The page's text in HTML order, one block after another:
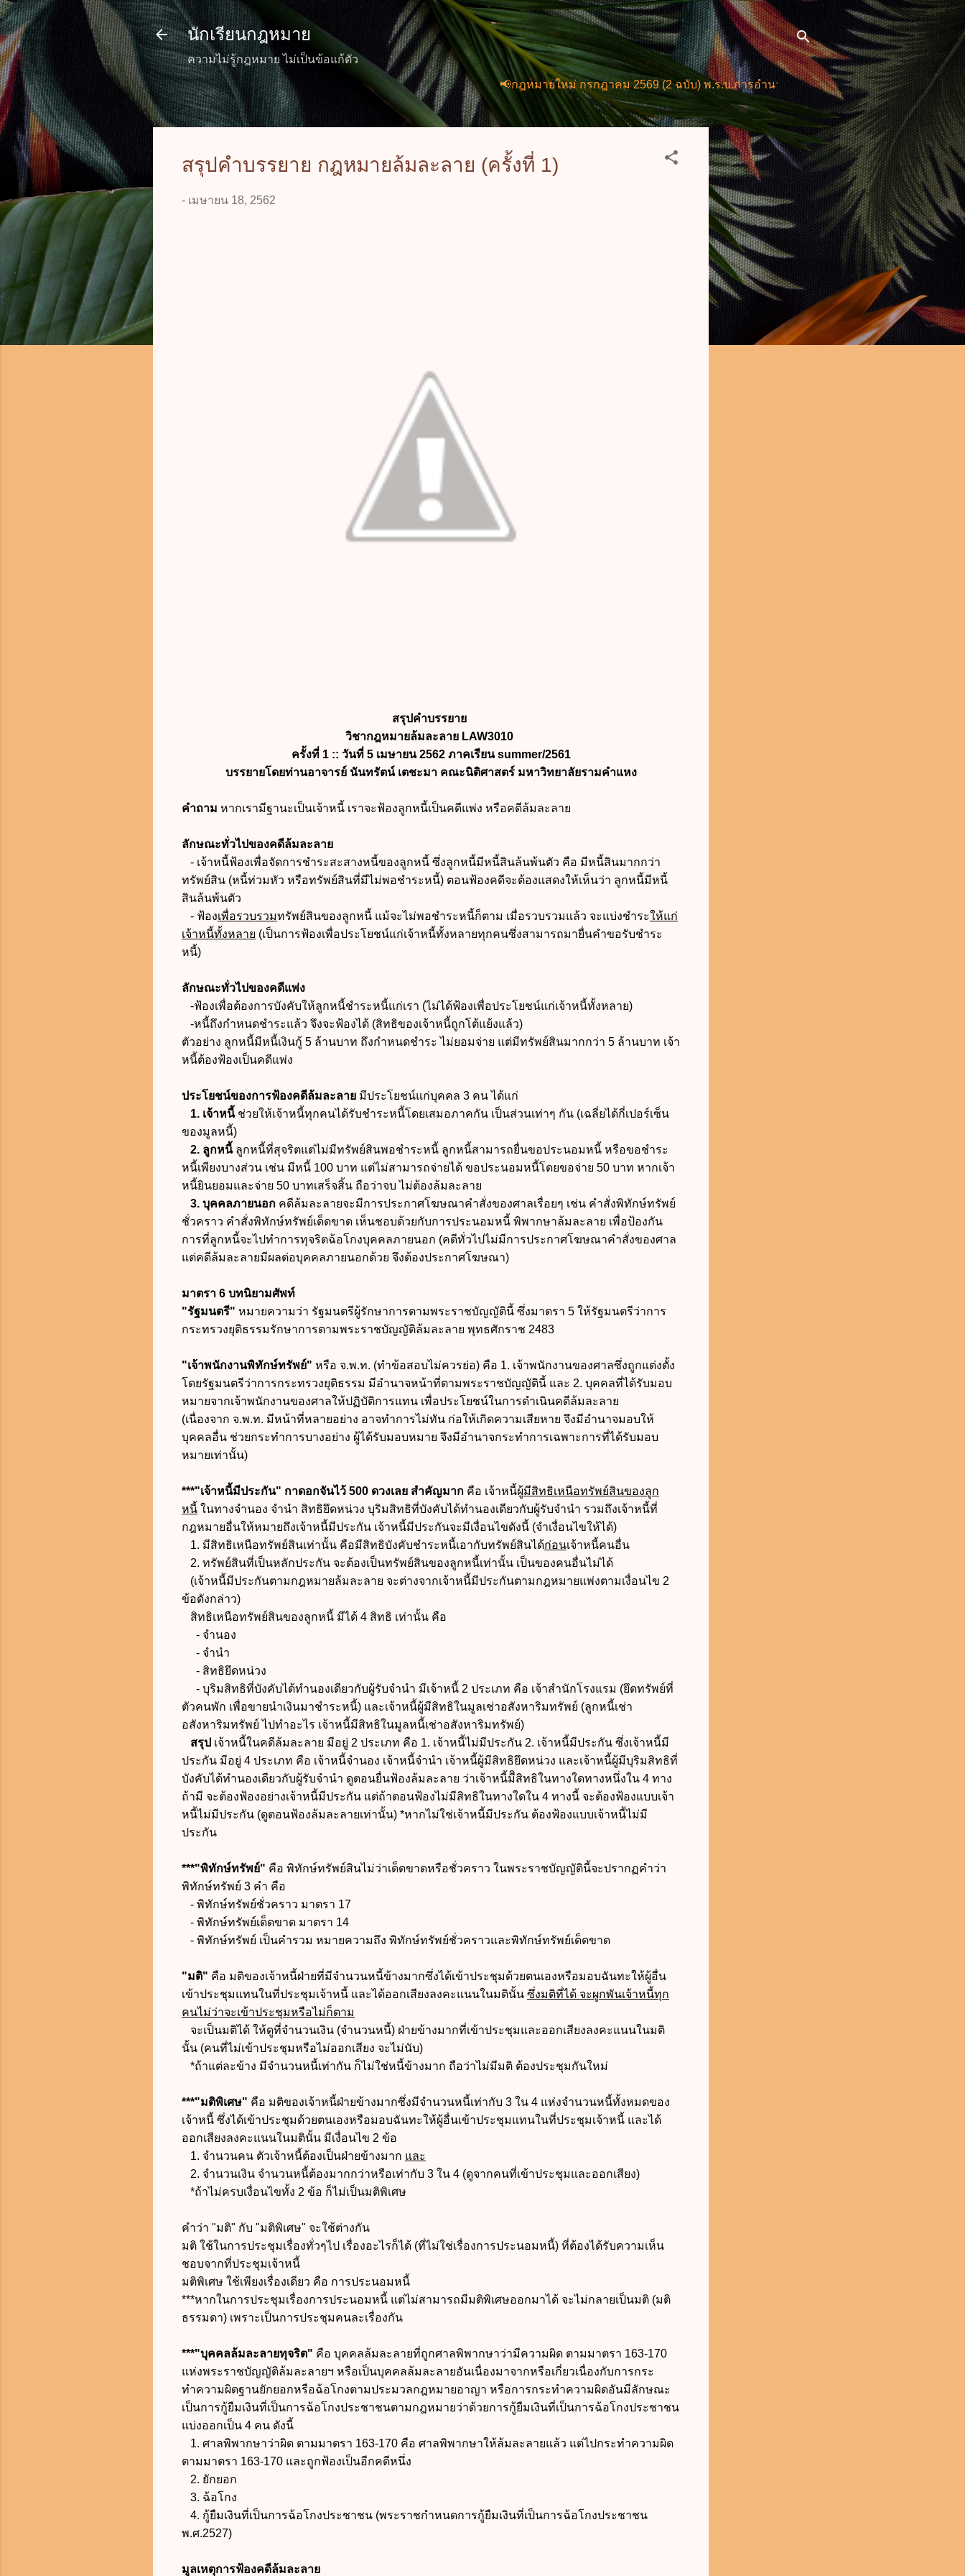
ข้ามไปที่เนื้อหาหลัก
นักเรียนกฎหมาย
ความไม่รู้กฎหมาย ไม่เป็นข้อแก้ตัว
📢กฎหมายใหม่ กรกฎาคม 2569 (2 ฉบับ) พ.ร.บ.การอำนวยการความสะดวกในการพิจารณาอนุญาตและ
สรุปคำบรรยาย กฎหมายล้มละลาย (ครั้งที่ 1)
- เมษายน 18, 2562
สรุปคำบรรยาย
วิชากฎหมายล้มละลาย LAW3010
ครั้งที่ 1 :: วันที่ 5 เมษายน 2562 ภาคเรียน summer/2561
บรรยายโดยท่านอาจารย์ นันทรัตน์ เตชะมา คณะนิติศาสตร์ มหาวิทยาลัยรามคำแหง
คำถาม หากเรามีฐานะเป็นเจ้าหนี้ เราจะฟ้องลูกหนี้เป็นคดีแพ่ง หรือคดีล้มละลาย
ลักษณะทั่วไปของคดีล้มละลาย
- เจ้าหนี้ฟ้องเพื่อจัดการชำระสะสางหนี้ของลูกหนี้ ซึ่งลูกหนี้มีหนี้สินล้นพ้นตัว คือ มีหนี้สินมากกว่า
ทรัพย์สิน (หนี้ท่วมหัว หรือทรัพย์สินที่มีไม่พอชำระหนี้) ตอนฟ้องคดีจะต้องแสดงให้เห็นว่า ลูกหนี้มีหนี้
สินล้นพ้นตัว
- ฟ้องเพื่อรวบรวมทรัพย์สินของลูกหนี้ แม้จะไม่พอชำระหนี้ก็ตาม เมื่อรวบรวมแล้ว จะแบ่งชำระให้แก่
เจ้าหนี้ทั้งหลาย (เป็นการฟ้องเพื่อประโยชน์แก่เจ้าหนี้ทั้งหลายทุกคนซึ่งสามารถมายื่นคำขอรับชำระ
หนี้)
ลักษณะทั่วไปของคดีแพ่ง
-ฟ้องเพื่อต้องการบังคับให้ลูกหนี้ชำระหนี้แก่เรา (ไม่ได้ฟ้องเพื่อประโยชน์แก่เจ้าหนี้ทั้งหลาย)
-หนี้ถึงกำหนดชำระแล้ว จึงจะฟ้องได้ (สิทธิของเจ้าหนี้ถูกโต้แย้งแล้ว)
ตัวอย่าง ลูกหนี้มีหนี้เงินกู้ 5 ล้านบาท ถึงกำหนดชำระ ไม่ยอมจ่าย แต่มีทรัพย์สินมากกว่า 5 ล้านบาท เจ้า
หนี้ต้องฟ้องเป็นคดีแพ่ง
ประโยชน์ของการฟ้องคดีล้มละลาย มีประโยชน์แก่บุคคล 3 คน ได้แก่
1. เจ้าหนี้ ช่วยให้เจ้าหนี้ทุกคนได้รับชำระหนี้โดยเสมอภาคกัน เป็นส่วนเท่าๆ กัน (เฉลี่ยได้กี่เปอร์เซ็น
ของมูลหนี้)
2. ลูกหนี้ลูกหนี้ที่สุจริตแต่ไม่มีทรัพย์สินพอชำระหนี้ ลูกหนี้สามารถยื่นขอประนอมหนี้ หรือขอชำระ
หนี้เพียงบางส่วน เช่น มีหนี้ 100 บาท แต่ไม่สามารถจ่ายได้ ขอประนอมหนี้โดยขอจ่าย 50 บาท หากเจ้า
หนี้ยินยอมและจ่าย 50 บาทเสร็จสิ้น ถือว่าจบ ไม่ต้องล้มละลาย
3. บุคคลภายนอก คดีล้มละลายจะมีการประกาศโฆษณาคำสั่งของศาลเรื่อยๆ เช่น คำสั่งพิทักษ์ทรัพย์
ชั่วคราว คำสั่งพิทักษ์ทรัพย์เด็ดขาด เห็นชอบด้วยกับการประนอมหนี้ พิพากษาล้มละลาย เพื่อป้องกัน
การที่ลูกหนี้จะไปทำการทุจริตฉ้อโกงบุคคลภายนอก (คดีทั่วไปไม่มีการประกาศโฆษณาคำสั่งของศาล
แต่คดีล้มละลายมีผลต่อบุคคลภายนอกด้วย จึงต้องประกาศโฆษณา)
มาตรา 6 บทนิยามศัพท์
"รัฐมนตรี" หมายความว่า รัฐมนตรีผู้รักษาการตามพระราชบัญญัตินี้ ซึ่งมาตรา 5 ให้รัฐมนตรีว่าการ
กระทรวงยุติธรรมรักษาการตามพระราชบัญญัติล้มละลาย พุทธศักราช 2483
"เจ้าพนักงานพิทักษ์ทรัพย์" หรือ จ.พ.ท. (ทำข้อสอบไม่ควรย่อ) คือ 1. เจ้าพนักงานของศาลซึ่งถูกแต่งตั้ง
โดยรัฐมนตรีว่าการกระทรวงยุติธรรม มีอำนาจหน้าที่ตามพระราชบัญญัตินี้ และ 2. บุคคลที่ได้รับมอบ
หมายจากเจ้าพนักงานของศาลให้ปฏิบัติการแทน เพื่อประโยชน์ในการดำเนินคดีล้มละลาย
(เนื่องจาก จ.พ.ท. มีหน้าที่หลายอย่าง อาจทำการไม่ทัน ก่อให้เกิดความเสียหาย จึงมีอำนาจมอบให้
บุคคลอื่น ช่วยกระทำการบางอย่าง ผู้ได้รับมอบหมาย จึงมีอำนาจกระทำการเฉพาะการที่ได้รับมอบ
หมายเท่านั้น)
***"เจ้าหนี้มีประกัน" กาดอกจันไว้ 500 ดวงเลย สำคัญมาก คือ เจ้าหนี้ผู้มีสิทธิเหนือทรัพย์สินของลูก
หนี้ ในทางจำนอง จำนำ สิทธิยึดหน่วง บุริมสิทธิที่บังคับได้ทำนองเดียวกับผู้รับจำนำ รวมถึงเจ้าหนี้ที่
กฎหมายอื่นให้หมายถึงเจ้าหนี้มีประกัน เจ้าหนี้มีประกันจะมีเงื่อนไขดังนี้ (จำเงื่อนไขให้ได้)
1. มีสิทธิเหนือทรัพย์สินเท่านั้น คือมีสิทธิบังคับชำระหนี้เอากับทรัพย์สินได้ก่อนเจ้าหนี้คนอื่น
2. ทรัพย์สินที่เป็นหลักประกัน จะต้องเป็นทรัพย์สินของลูกหนี้เท่านั้น เป็นของคนอื่นไม่ได้
(เจ้าหนี้มีประกันตามกฎหมายล้มละลาย จะต่างจากเจ้าหนี้มีประกันตามกฎหมายแพ่งตามเงื่อนไข 2
ข้อดังกล่าว)
สิทธิเหนือทรัพย์สินของลูกหนี้ มีได้ 4 สิทธิ เท่านั้น คือ
- จำนอง
- จำนำ
- สิทธิยึดหน่วง
- บุริมสิทธิที่บังคับได้ทำนองเดียวกับผู้รับจำนำ มีเจ้าหนี้ 2 ประเภท คือ เจ้าสำนักโรงแรม (ยึดทรัพย์ที่
ตัวคนพัก เพื่อขายนำเงินมาชำระหนี้) และเจ้าหนี้ผู้มีสิทธิในมูลเช่าอสังหาริมทรัพย์ (ลูกหนี้เช่า
อสังหาริมทรัพย์ ไปทำอะไร เจ้าหนี้มีสิทธิในมูลหนี้เช่าอสังหาริมทรัพย์)
สรุป เจ้าหนี้ในคดีล้มละลาย มีอยู่ 2 ประเภท คือ 1. เจ้าหนี้ไม่มีประกัน 2. เจ้าหนี้มีประกัน ซึ่งเจ้าหนี้มี
ประกัน มีอยู่ 4 ประเภท คือ เจ้าหนี้จำนอง เจ้าหนี้จำนำ เจ้าหนี้ผู้มีสิทธิยึดหน่วง และเจ้าหนี้ผู้มีบุริมสิทธิที่
บังคับได้ทำนองเดียวกับผู้รับจำนำ ดูตอนยื่นฟ้องล้มละลาย ว่าเจ้าหนี้มีิสิทธิในทางใดทางหนึ่งใน 4 ทาง
ถ้ามี จะต้องฟ้องอย่างเจ้าหนี้มีประกัน แต่ถ้าตอนฟ้องไม่มีสิทธิในทางใดใน 4 ทางนี้ จะต้องฟ้องแบบเจ้า
หนี้ไม่มีประกัน (ดูตอนฟ้องล้มละลายเท่านั้น) *หากไม่ใช่เจ้าหนี้มีประกัน ต้องฟ้องแบบเจ้าหนี้ไม่มี
ประกัน
***"พิทักษ์ทรัพย์" คือ พิทักษ์ทรัพย์สินไม่ว่าเด็ดขาดหรือชั่วคราว ในพระราชบัญญัตินี้จะปรากฏคำว่า
พิทักษ์ทรัพย์ 3 คำ คือ
- พิทักษ์ทรัพย์ชั่วคราว มาตรา 17
- พิทักษ์ทรัพย์เด็ดขาด มาตรา 14
- พิทักษ์ทรัพย์ เป็นคำรวม หมายความถึง พิทักษ์ทรัพย์ชั่วคราวและพิทักษ์ทรัพย์เด็ดขาด
"มติ" คือ มติของเจ้าหนี้ฝ่ายที่มีจำนวนหนี้ข้างมากซึ่งได้เข้าประชุมด้วยตนเองหรือมอบฉันทะให้ผู้อื่น
เข้าประชุมแทนในที่ประชุมเจ้าหนี้ และได้ออกเสียงลงคะแนนในมตินั้น ซึ่งมติที่ได้ จะผูกพันเจ้าหนี้ทุก
คนไม่ว่าจะเข้าประชุมหรือไม่ก็ตาม
จะเป็นมติได้ ให้ดูที่จำนวนเงิน (จำนวนหนี้) ฝ่ายข้างมากที่เข้าประชุมและออกเสียงลงคะแนนในมติ
นั้น (คนที่ไม่เข้าประชุมหรือไม่ออกเสียง จะไม่นับ)
*ถ้าแต่ละข้าง มีจำนวนหนี้เท่ากัน ก็ไม่ใช่หนี้ข้างมาก ถือว่าไม่มีมติ ต้องประชุมกันใหม่
***"มติพิเศษ" คือ มติของเจ้าหนี้ฝ่ายข้างมากซึ่งมีจำนวนหนี้เท่ากับ 3 ใน 4 แห่งจำนวนหนี้ทั้งหมดของ
เจ้าหนี้ ซึ่งได้เข้าประชุมด้วยตนเองหรือมอบฉันทะให้ผู้อื่นเข้าประชุมแทนในที่ประชุมเจ้าหนี้ และได้
ออกเสียงลงคะแนนในมตินั้น มีเงื่อนไข 2 ข้อ
1. จำนวนคน ตัวเจ้าหนี้ต้องเป็นฝ่ายข้างมาก และ
2. จำนวนเงิน จำนวนหนี้ต้องมากกว่าหรือเท่ากับ 3 ใน 4 (ดูจากคนที่เข้าประชุมและออกเสียง)
*ถ้าไม่ครบเงื่อนไขทั้ง 2 ข้อ ก็ไม่เป็นมติพิเศษ
คำว่า "มติ" กับ "มติพิเศษ" จะใช้ต่างกัน
มติ ใช้ในการประชุมเรื่องทั่วๆไป เรื่องอะไรก็ได้ (ที่ไม่ใช่เรื่องการประนอมหนี้) ที่ต้องได้รับความเห็น
ชอบจากที่ประชุมเจ้าหนี้
มติพิเศษ ใช้เพียงเรื่องเดียว คือ การประนอมหนี้
***หากในการประชุมเรื่องการประนอมหนี้ แต่ไม่สามารถมีมติพิเศษออกมาได้ จะไม่กลายเป็นมติ (มติ
ธรรมดา) เพราะเป็นการประชุมคนละเรื่องกัน
***"บุคคลล้มละลายทุจริต" คือ บุคคลล้มละลายที่ถูกศาลพิพากษาว่ามีความผิด ตามมาตรา 163-170
แห่งพระราชบัญญัติล้มละลายฯ หรือเป็นบุคคลล้มละลายอันเนื่องมาจากหรือเกี่ยวเนื่องกับการกระ
ทำความผิดฐานยักยอกหรือฉ้อโกงตามประมวลกฎหมายอาญา หรือการกระทำความผิดอันมีลักษณะ
เป็นการกู้ยืมเงินที่เป็นการฉ้อโกงประชาชนตามกฎหมายว่าด้วยการกู้ยืมเงินที่เป็นการฉ้อโกงประชาชน
แบ่งออกเป็น 4 คน ดังนี้
1. ศาลพิพากษาว่าผิด ตามมาตรา 163-170 คือ ศาลพิพากษาให้ล้มละลายแล้ว แต่ไปกระทำความผิด
ตามมาตรา 163-170 และถูกฟ้องเป็นอีกคดีหนึ่ง
2. ยักยอก
3. ฉ้อโกง
4. กู้ยืมเงินที่เป็นการฉ้อโกงประชาชน (พระราชกำหนดการกู้ยืมเงินที่เป็นการฉ้อโกงประชาชน
พ.ศ.2527)
มูลเหตุการฟ้องคดีล้มละลาย